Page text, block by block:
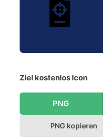
Ziel kostenlos Icon
PNG
PNG kopieren